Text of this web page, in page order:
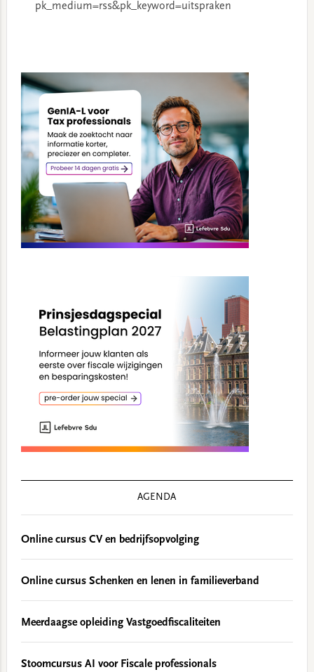
pk_medium=rss&pk_keyword=uitspraken
Sidebar
AGENDA
Online cursus CV en bedrijfsopvolging
Online cursus Schenken en lenen in familieverband
Meerdaagse opleiding Vastgoedfiscaliteiten
Stoomcursus AI voor Fiscale professionals